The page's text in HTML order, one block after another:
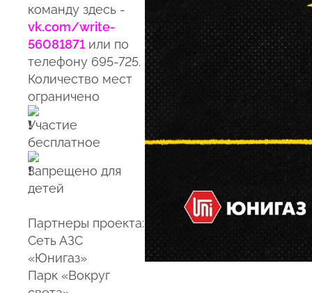
команду здесь -
vk.com/write-
56081871 или по
телефону 695-725.
Количество мест
ограничено
Участие
бесплатное
Запрещено для
детей
Партнеры проекта:
Сеть АЗС
«Юнигаз»
Парк «Вокруг